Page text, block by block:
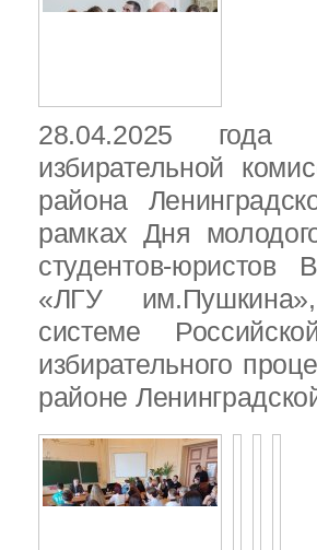
28.04.2025 года
избирательной
района
рамках Дня
студентов-юристов
«ЛГУ
системе
избирательного
районе